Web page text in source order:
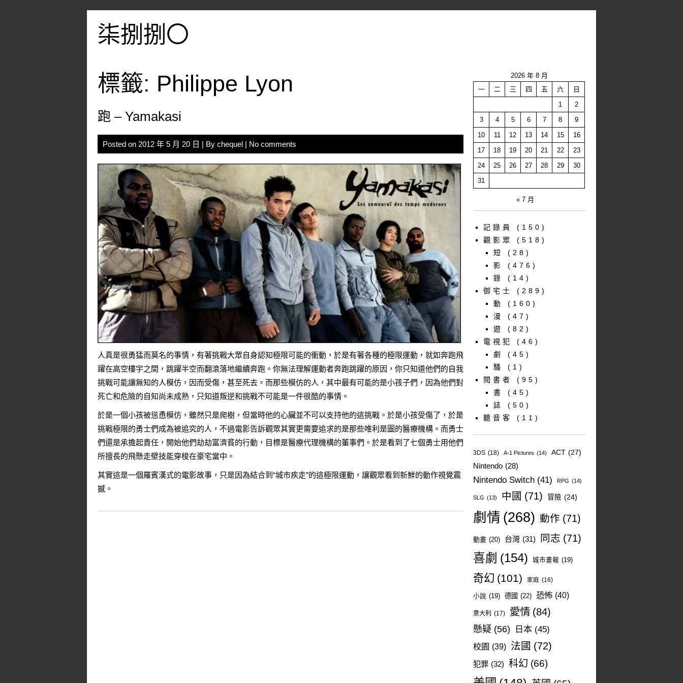
柒捌捌〇
標籤: Philippe Lyon
跑 – Yamakasi
Posted on 2012 年 5 月 20 日 | By chequel | No comments
人真是很勇猛而莫名的事情，有著挑戰大眾自身認知極限可能的衝動，於是有著各種的極限運動，就如奔跑飛
躍在高空樓宇之間，跳躍半空而翻滾落地繼續奔跑。你無法理解運動者奔跑跳躍的原因，你只知道他們的自我
挑戰可能讓無知的人模仿，因而受傷，甚至死去。而那些模仿的人，其中最有可能的是小孩子們，因為他們對
死亡和危險的自知尚未成熟，只知道叛逆和挑戰不可能是一件很酷的事情。
於是一個小孩被慫恿模仿，雖然只是爬樹，但當時他的心臟並不可以支持他的這挑戰。於是小孩受傷了，於是
挑戰極限的勇士們成為被追究的人，不過電影告訴觀眾其實更需要追求的是那些唯利是圖的醫療機構。而勇士
們還是承擔起責任，開始他們劫劫富濟貧的行動，目標是醫療代理機構的董事們。於是看到了七個勇士用他們
所擅長的飛懸走壁技能穿梭在豪宅當中。
其實這是一個羅賓漢式的電影故事，只是因為結合到“城市疾走”的這極限運動，讓觀眾看到新鮮的動作視覺震
撼。
2026 年 8 月
一
二 三 四 五 六
日
1
2
3
4 5 6 7 8
9
10
11 12 13 14 15
16
17
18 19 20 21 22
23
24
25 26 27 28 29
30
31
« 7 月
記錄員
(150)
觀影眾
(518)
短
(28)
影
(476)
錄
(14)
御宅士
(289)
動
(160)
漫
(47)
遊
(82)
電視犯
(46)
劇
(45)
騷
(1)
閱書者
(95)
書
(45)
誌
(50)
聽音客
(11)
3DS (18) A-1 Pictures (14) ACT (27)
Nintendo (28)
Nintendo Switch (41) RPG (14)
SLG (13) 中國 (71) 冒險 (24)
劇情 (268) 動作 (71)
動畫 (20) 台灣 (31) 同志 (71)
喜劇 (154) 城市畫報 (19)
奇幻 (101) 家庭 (16)
小說 (19) 德國 (22) 恐怖 (40)
意大利 (17) 愛情 (84)
懸疑 (56) 日本 (45)
校園 (39) 法國 (72)
犯罪 (32) 科幻 (66)